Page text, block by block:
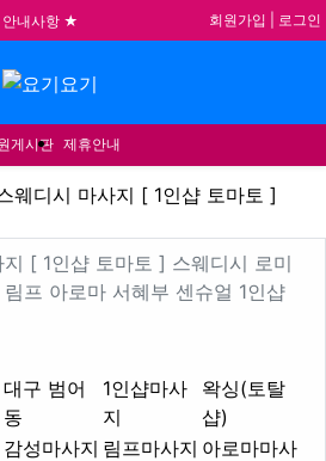
내사항 ★
합법적이고 건전한 업체와 광고를 제휴합니다.
무 안내★
회원가입 로그인
게시판 제휴안내
동 스웨디시 마
웨디시 마사지 [ 1인샵 토마토 ]
구 마사지 [ 1인
[ 1인샵 토마토 ] 스웨디시 로미
프 아로마 서혜부 센슈얼 1인샵
대구 범어
동
1인샵마사
지
왁싱(토탈
샵)
감성마사지 림프마사지 아로마마사